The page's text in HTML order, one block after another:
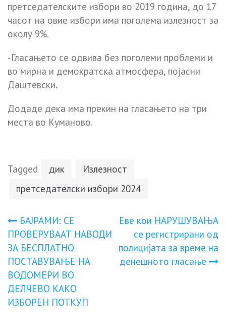
претседателските избори во 2019 година, до 17
часот на овие избори има поголема излезност за
околу 9%.
-Гласањето се одвива без поголеми проблеми и
во мирна и демократска атмосфера, појасни
Даштевски.
Додаде дека има прекин на гласањето на три
места во Куманово.
Tagged дик
Излезност
претседателски избори 2024
Навигација
на
напис
БАЈРАМИ: СЕ
ПРОВЕРУВААТ НАВОДИ
ЗА БЕСПЛАТНО
ПОСТАВУВАЊЕ НА
ВОДОМЕРИ ВО
ДЕЛЧЕВО КАКО
ИЗБОРЕН ПОТКУП
Еве кои НАРУШУВАЊА
се регистрирани од
полицијата за време на
денешното гласање